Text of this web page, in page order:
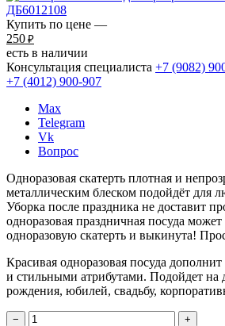
Купить по цене —
250 ₽
есть в наличии
Консультация специалиста +7 (9082)
+7 (4012) 900-907
Max
Telegram
Vk
Вопрос
Одноразовая скатерть плотная и
металлическим блеском подойдёт для
Уборка после праздника не доставит
одноразовая праздничная посуда
одноразовую скатерть и выкинута!
Красивая одноразовая посуда
и стильными атрибутами. Подойдет на
рождения, юбилей, свадьбу,
− +